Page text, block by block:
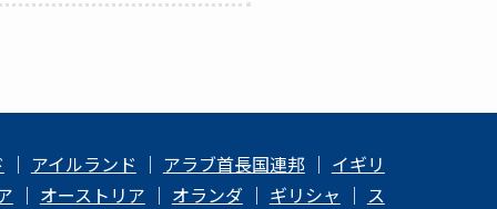
｜ アイルランド ｜ アラブ首長国連邦｜ イギリ
｜ オーストリア ｜ オランダ｜ ギリシャ ｜ ス